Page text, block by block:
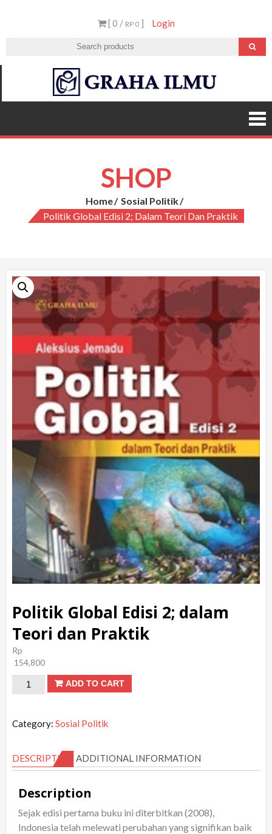
[ 0 / RP 0] Login
Ilmu
SHOP
Home
Sosial Politik
Politik Global Edisi 2; Dalam Teori Dan Praktik
Politik Global Edisi 2; dalam
Teori dan Praktik
Rp
154,800
Politik
Teori
Praktik
quantity
ADD TO CART
Category: Sosial Politik
DESCRIPTION ADDITIONAL INFORMATION
Description
Sejak edisi pertama buku ini diterbitkan (2008),
Indonesia telah melewati perubahan yang signifikan baik